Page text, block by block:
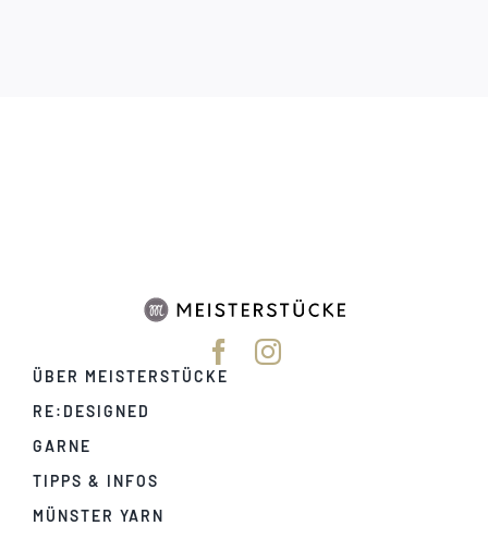
ÜBER MEISTERSTÜCKE
RE:DESIGNED
GARNE
TIPPS & INFOS
MÜNSTER YARN